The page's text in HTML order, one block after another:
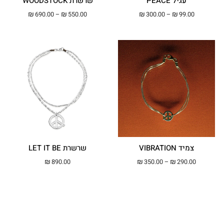
₪99.00
–
₪300.00
₪ 550.00
–
₪690.00 טווח מחירים: ⁦₪550.00⁩ עד
צמיד VIBRATION
₪290.00
–
₪350.00 טווח מחירים: ⁦₪290.00⁩ עד ⁦₪350.00⁩
שרשרת LET IT BE
₪890.00